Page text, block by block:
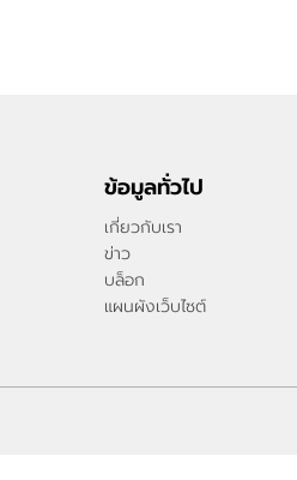
ข้อมูลทั่วไป
เกี่ยวกับเรา
ข่าว
บล็อก
แผนผังเว็บไซต์